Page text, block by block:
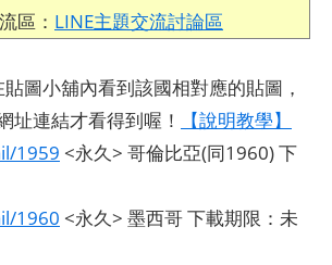
區： LINE主題交流討論區
圖小舖內看到該國相對應的貼圖，
址連結才看得到喔！
【說明教學】
1959 <永久> 哥倫比亞(同1960) 下
1960 <永久> 墨西哥 下載期限：未